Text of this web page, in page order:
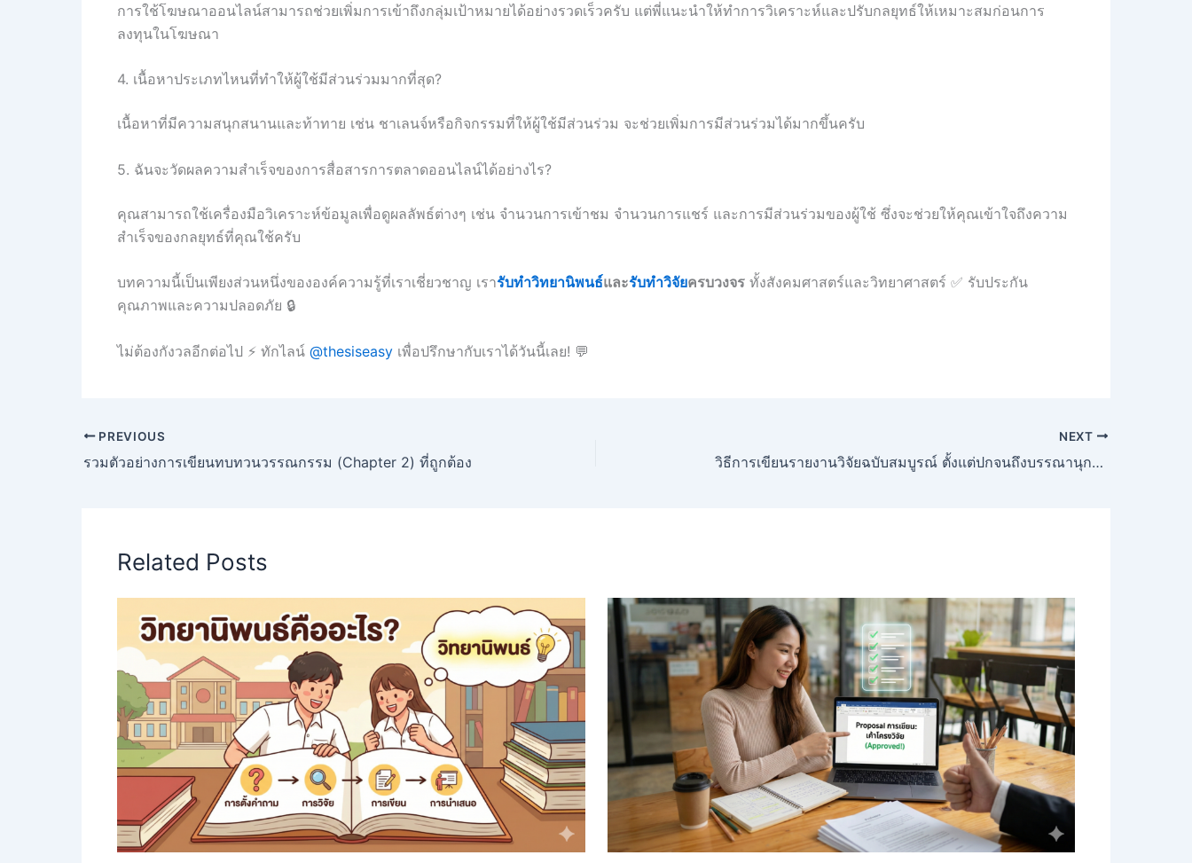
การใช้โฆษณาออนไลน์สามารถช่วยเพิ่มการเข้าถึงกลุ่มเป้าหมายได้อย่างรวดเร็วครับ แต่พี่แนะนำให้ทำการวิเคราะห์และปรับกลยุทธ์ให้เหมาะสมก่อนการ
ลงทุนในโฆษณา
4. เนื้อหาประเภทไหนที่ทำให้ผู้ใช้มีส่วนร่วมมากที่สุด?
เนื้อหาที่มีความสนุกสนานและท้าทาย เช่น ชาเลนจ์หรือกิจกรรมที่ให้ผู้ใช้มีส่วนร่วม จะช่วยเพิ่มการมีส่วนร่วมได้มากขึ้นครับ
5. ฉันจะวัดผลความสำเร็จของการสื่อสารการตลาดออนไลน์ได้อย่างไร?
คุณสามารถใช้เครื่องมือวิเคราะห์ข้อมูลเพื่อดูผลลัพธ์ต่างๆ เช่น จำนวนการเข้าชม จำนวนการแชร์ และการมีส่วนร่วมของผู้ใช้ ซึ่งจะช่วยให้คุณเข้าใจถึงความ
สำเร็จของกลยุทธ์ที่คุณใช้ครับ
บทความนี้เป็นเพียงส่วนหนึ่งขององค์ความรู้ที่เราเชี่ยวชาญ เรารับทำวิทยานิพนธ์และรับทำวิจัยครบวงจร ทั้งสังคมศาสตร์และวิทยาศาสตร์ ✅ รับประกัน
คุณภาพและความปลอดภัย 🔒
ไม่ต้องกังวลอีกต่อไป ⚡ ทักไลน์ @thesiseasy เพื่อปรึกษากับเราได้วันนี้เลย! 💬
PREVIOUS
รวมตัวอย่างการเขียนทบทวนวรรณกรรม (Chapter 2) ที่ถูกต้อง
NEXT
วิธีการเขียนรายงานวิจัยฉบับสมบูรณ์ ตั้งแต่ปกจนถึงบรรณานุกรม
Related Posts